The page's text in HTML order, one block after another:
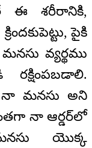
ఈ శరీరానికి,
పైకి
వ్యర్థము
నా మనసు అని
నా ఆర్డర్‌లో
యొక్క